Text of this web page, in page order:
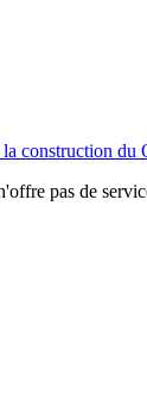
construction du
pas de